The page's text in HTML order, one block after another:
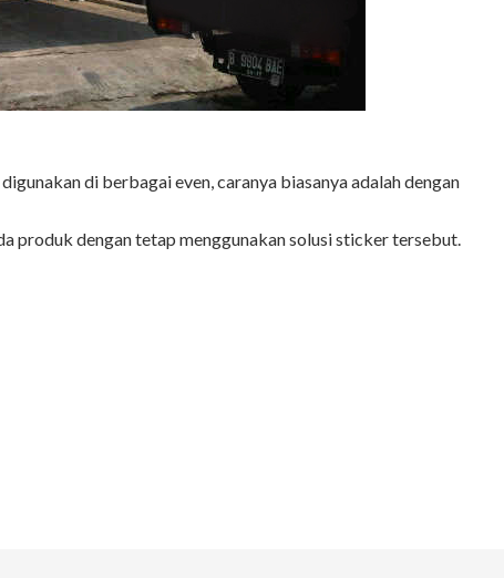
di berbagai even, caranya biasanya adalah dengan
produk dengan tetap menggunakan solusi sticker tersebut.